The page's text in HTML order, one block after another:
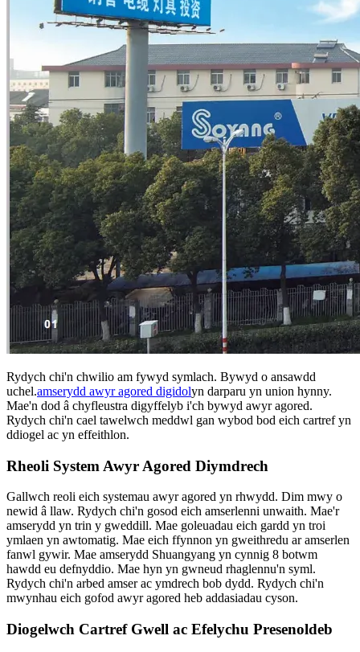
Rydych chi'n chwilio am fywyd symlach. Bywyd o ansawdd
uchel.amserydd awyr agored digidolyn darparu yn union hynny.
Mae'n dod â chyfleustra digyffelyb i'ch bywyd awyr agored.
Rydych chi'n cael tawelwch meddwl gan wybod bod eich cartref yn
ddiogel ac yn effeithlon.
Rheoli System Awyr Agored Diymdrech
Gallwch reoli eich systemau awyr agored yn rhwydd. Dim mwy o
newid â llaw. Rydych chi'n gosod eich amserlenni unwaith. Mae'r
amserydd yn trin y gweddill. Mae goleuadau eich gardd yn troi
ymlaen yn awtomatig. Mae eich ffynnon yn gweithredu ar amserlen
fanwl gywir. Mae amserydd Shuangyang yn cynnig 8 botwm
hawdd eu defnyddio. Mae hyn yn gwneud rhaglennu'n syml.
Rydych chi'n arbed amser ac ymdrech bob dydd. Rydych chi'n
mwynhau eich gofod awyr agored heb addasiadau cyson.
Diogelwch Cartref Gwell ac Efelychu Presenoldeb